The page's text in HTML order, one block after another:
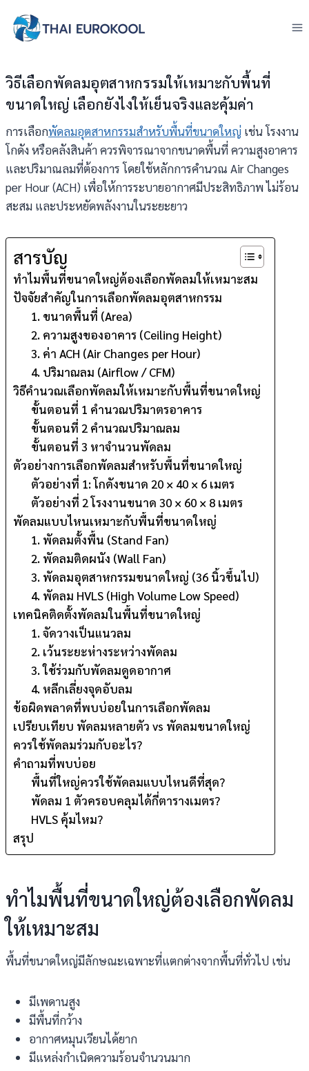
content
วิธีเลือกพัดลมอุตสาหกรรมให้เหมาะกับพื้นที่
ขนาดใหญ่ เลือกยังไงให้เย็นจริงและคุ้มค่า
การเลือกพัดลมอุตสาหกรรมสำหรับพื้นที่ขนาดใหญ่ เช่น โรงงาน
โกดัง หรือคลังสินค้า ควรพิจารณาจากขนาดพื้นที่ ความสูงอาคาร
และปริมาณลมที่ต้องการ โดยใช้หลักการคำนวณ Air Changes
per Hour (ACH) เพื่อให้การระบายอากาศมีประสิทธิภาพ ไม่ร้อน
สะสม และประหยัดพลังงานในระยะยาว
สารบัญ
ทำไมพื้นที่ขนาดใหญ่ต้องเลือกพัดลมให้เหมาะสม
ปัจจัยสำคัญในการเลือกพัดลมอุตสาหกรรม
1. ขนาดพื้นที่ (Area)
2. ความสูงของอาคาร (Ceiling Height)
3. ค่า ACH (Air Changes per Hour)
4. ปริมาณลม (Airflow / CFM)
วิธีคำนวณเลือกพัดลมให้เหมาะกับพื้นที่ขนาดใหญ่
ขั้นตอนที่ 1 คำนวณปริมาตรอาคาร
ขั้นตอนที่ 2 คำนวณปริมาณลม
ขั้นตอนที่ 3 หาจำนวนพัดลม
ตัวอย่างการเลือกพัดลมสำหรับพื้นที่ขนาดใหญ่
ตัวอย่างที่ 1: โกดังขนาด 20 × 40 × 6 เมตร
ตัวอย่างที่ 2 โรงงานขนาด 30 × 60 × 8 เมตร
พัดลมแบบไหนเหมาะกับพื้นที่ขนาดใหญ่
1. พัดลมตั้งพื้น (Stand Fan)
2. พัดลมติดผนัง (Wall Fan)
3. พัดลมอุตสาหกรรมขนาดใหญ่ (36 นิ้วขึ้นไป)
4. พัดลม HVLS (High Volume Low Speed)
เทคนิคติดตั้งพัดลมในพื้นที่ขนาดใหญ่
1. จัดวางเป็นแนวลม
2. เว้นระยะห่างระหว่างพัดลม
3. ใช้ร่วมกับพัดลมดูดอากาศ
4. หลีกเลี่ยงจุดอับลม
ข้อผิดพลาดที่พบบ่อยในการเลือกพัดลม
เปรียบเทียบ พัดลมหลายตัว vs พัดลมขนาดใหญ่
ควรใช้พัดลมร่วมกับอะไร?
คำถามที่พบบ่อย
พื้นที่ใหญ่ควรใช้พัดลมแบบไหนดีที่สุด?
พัดลม 1 ตัวครอบคลุมได้กี่ตารางเมตร?
HVLS คุ้มไหม?
สรุป
ทำไมพื้นที่ขนาดใหญ่ต้องเลือกพัดลม
ให้เหมาะสม
พื้นที่ขนาดใหญ่มีลักษณะเฉพาะที่แตกต่างจากพื้นที่ทั่วไป เช่น
มีเพดานสูง
มีพื้นที่กว้าง
อากาศหมุนเวียนได้ยาก
มีแหล่งกำเนิดความร้อนจำนวนมาก